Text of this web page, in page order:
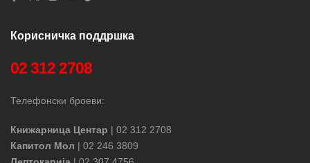
Корисничка поддршка
02 312 2708
Телефонски броеви:
Книжарница Центар | 02 312 2708
Капитол Мол | 02 246 3809